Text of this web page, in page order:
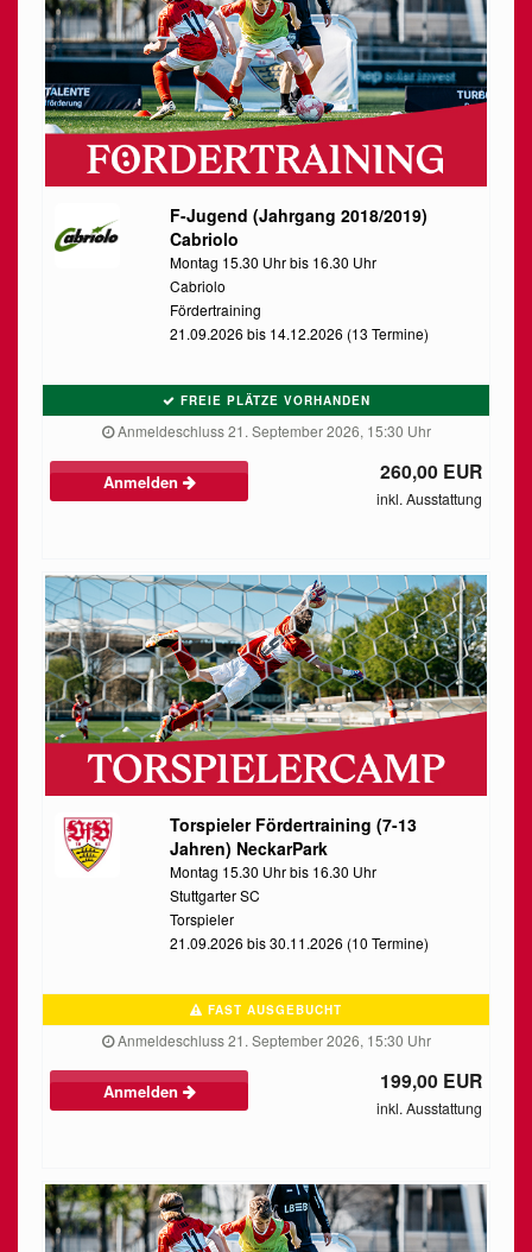
F-Jugend (Jahrgang 2018/2019)
Cabriolo
Montag 15.30 Uhr bis 16.30 Uhr
Cabriolo
Fördertraining
21.09.2026 bis 14.12.2026 (13 Termine)
FREIE PLÄTZE VORHANDEN
Anmeldeschluss 21. September 2026, 15:30 Uhr
Anmelden 260,00 EUR
inkl. Ausstattung
Torspieler Fördertraining (7-13
Jahren) NeckarPark
Montag 15.30 Uhr bis 16.30 Uhr
Stuttgarter SC
Torspieler
21.09.2026 bis 30.11.2026 (10 Termine)
FAST AUSGEBUCHT
Anmeldeschluss 21. September 2026, 15:30 Uhr
Anmelden 199,00 EUR
inkl. Ausstattung